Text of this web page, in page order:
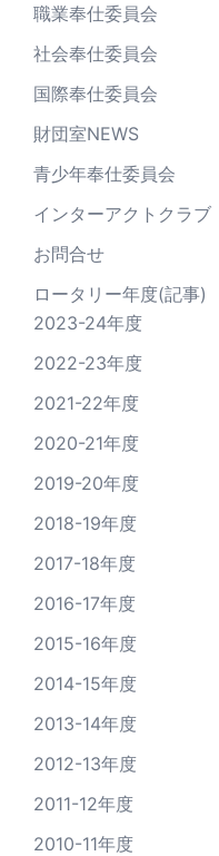
職業奉仕委員会
社会奉仕委員会
国際奉仕委員会
財団室NEWS
青少年奉仕委員会
インターアクトクラブ
お問合せ
ロータリー年度(記事)
2023-24年度
2022-23年度
2021-22年度
2020-21年度
2019-20年度
2018-19年度
2017-18年度
2016-17年度
2015-16年度
2014-15年度
2013-14年度
2012-13年度
2011-12年度
2010-11年度